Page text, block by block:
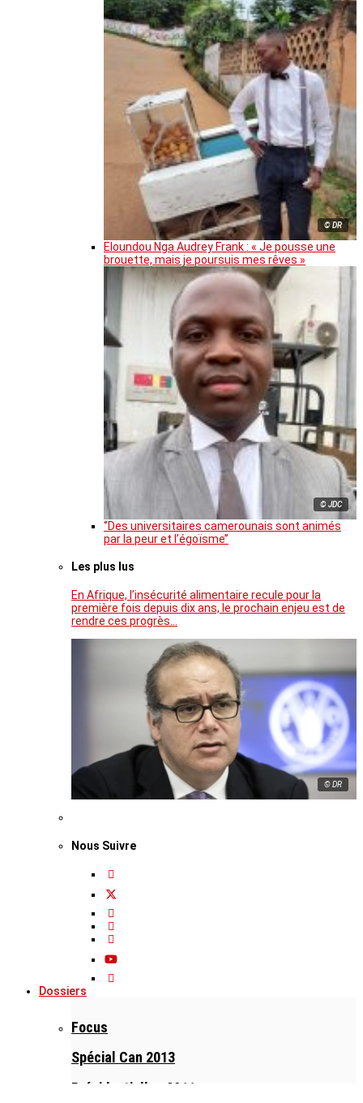
© DR
Eloundou Nga Audrey Frank : « Je pousse une
brouette, mais je poursuis mes rêves »
© JDC
‘’Des universitaires camerounais sont animés
par la peur et l’égoïsme’’
Les plus lus
En Afrique, l’insécurité alimentaire recule pour la
première fois depuis dix ans, le prochain enjeu est de
rendre ces progrès…
© DR
Nous Suivre
Dossiers
Focus
Spécial Can 2013
Présidentielles 2011